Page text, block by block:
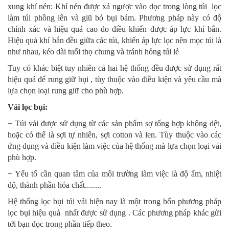
xung khí nén: Khí nén được xả ngược vào dọc trong lòng túi lọc
làm túi phồng lên và giũ bỏ bụi bám. Phương pháp này có độ
chính xác và hiệu quả cao do điều khiển được áp lực khí bắn.
Hiệu quả khí bắn đều giữa các túi, khiến áp lực lọc nên mọc túi là
như nhau, kéo dài tuổi thọ chung và tránh hỏng túi lẻ
Tuy có khác biệt tuy nhiên cả hai hệ thống đều được sử dụng rất
hiệu quả để rung giữ bụi , tùy thuộc vào điều kiện và yêu cầu mà
lựa chọn loại rung giữ cho phù hợp.
Vải lọc bụi:
+ Túi vải được sử dụng từ các sản phẩm sợ tổng hợp không dệt,
hoặc có thể là sợi tự nhiên, sợi cotton và len. Tùy thuộc vào các
ứng dụng và điều kiện làm việc của hệ thống mà lựa chọn loại vải
phù hợp.
+ Yếu tố cần quan tâm của môi trường làm việc là độ ẩm, nhiệt
độ, thành phần hóa chất........
Hệ thống lọc bụi túi vải hiện nay là một trong bốn phương pháp
lọc bụi hiệu quả nhất được sử dụng . Các phương pháp khác gửi
tới bạn đọc trong phần tiếp theo.